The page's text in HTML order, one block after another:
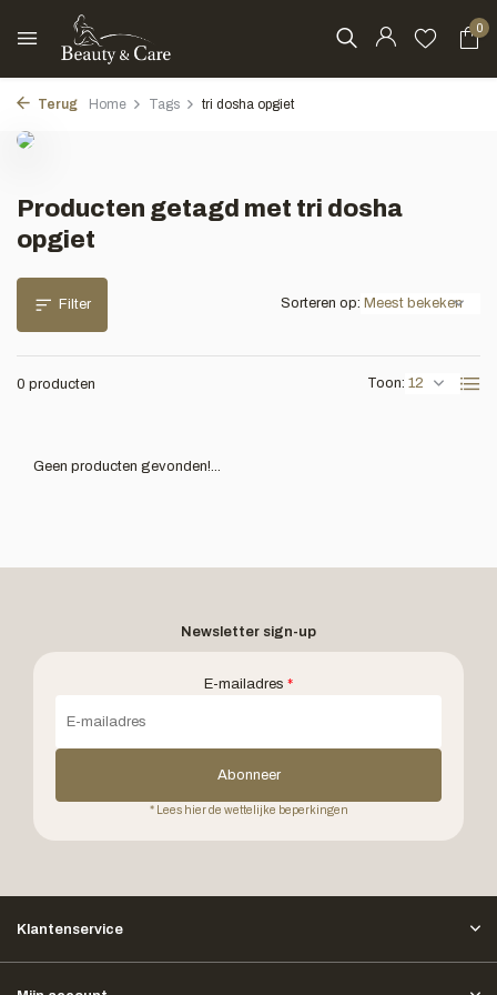
0
Terug Home Tags tri dosha opgiet
Producten getagd met tri dosha
opgiet
Filter
0 producten Toon:
Sorteren op:
Geen producten gevonden!...
Newsletter sign-up
E-mailadres *
Abonneer
* Lees hier de wettelijke beperkingen
Klantenservice